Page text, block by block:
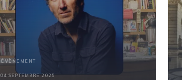
ÉVÈNEMENT
04 SEPTEMBRE 2025